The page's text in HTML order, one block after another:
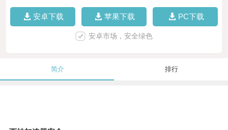
安卓下载 苹果下载 PC下载
安卓市场，安全绿色
简介 排行